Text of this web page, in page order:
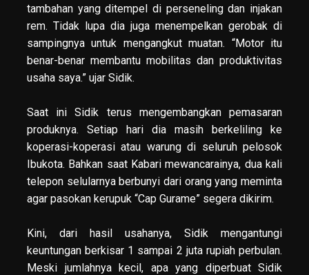
tambahan yang ditempel di perseneling dan injakan
rem. Tidak lupa dia juga menempelkan gerobak di
sampingnya untuk mengangkut muatan. “Motor itu
benar-benar membantu mobilitas dan produktivitas
usaha saya.” ujar Sidik.
Saat ini Sidik terus mengembangkan pemasaran
produknya. Setiap hari dia masih berkeliling ke
koperasi-koperasi atau warung di seluruh pelosok
Ibukota. Bahkan saat Kabari mewancarainya, dua kali
telepon selularnya berbunyi dari orang yang meminta
agar pasokan kerupuk “Cap Gurame” segera dikirim.
Kini, dari hasil usahanya, Sidik mengantungi
keuntungan berkisar 1 sampai 2 juta rupiah perbulan.
Meski jumlahnya kecil, apa yang diperbuat Sidik